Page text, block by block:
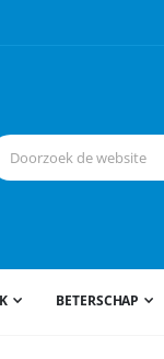
BETERSCHAP